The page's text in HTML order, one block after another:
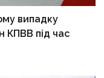
випадку
КПВВ під час